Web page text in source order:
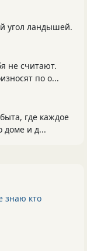
угол ландышей.
не считают.
по о...
где каждое
доме и д...
знаю кто